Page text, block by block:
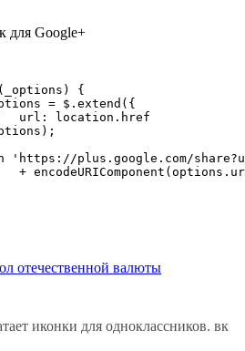
для Google+
отечественной валюты
иконки для одноклассников. вк